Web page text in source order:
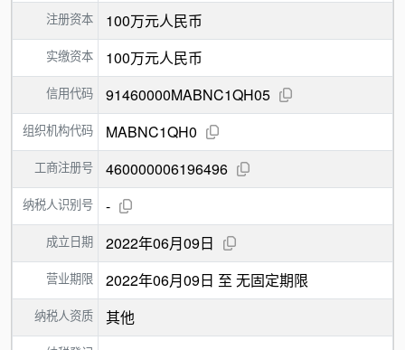
注册资本 100万元人民币
实缴资本 100万元人民币
信用代码 91460000MABNC1QH05
组织机构代码 MABNC1QH0
工商注册号 460000006196496
纳税人识别号 -
成立日期 2022年06月09日
营业期限 2022年06月09日 至 无固定期限
纳税人资质 其他